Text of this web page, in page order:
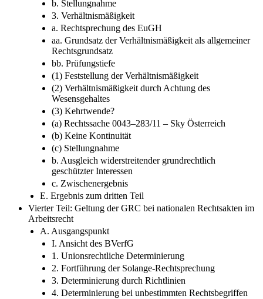
b. Stellungnahme
3. Verhältnismäßigkeit
a. Rechtsprechung des EuGH
aa. Grundsatz der Verhältnismäßigkeit als allgemeiner
Rechtsgrundsatz
bb. Prüfungstiefe
(1) Feststellung der Verhältnismäßigkeit
(2) Verhältnismäßigkeit durch Achtung des
Wesensgehaltes
(3) Kehrtwende?
(a) Rechtssache 0043–283/11 – Sky Österreich
(b) Keine Kontinuität
(c) Stellungnahme
b. Ausgleich widerstreitender grundrechtlich
geschützter Interessen
c. Zwischenergebnis
E. Ergebnis zum dritten Teil
Vierter Teil: Geltung der GRC bei nationalen Rechtsakten im
Arbeitsrecht
A. Ausgangspunkt
I. Ansicht des BVerfG
1. Unionsrechtliche Determinierung
2. Fortführung der Solange-Rechtsprechung
3. Determinierung durch Richtlinien
4. Determinierung bei unbestimmten Rechtsbegriffen